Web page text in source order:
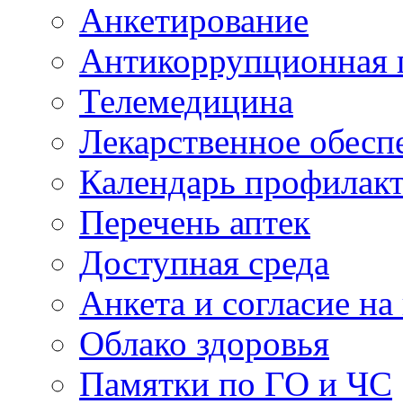
Анкетирование
Антикоррупционная
Телемедицина
Лекарственное
Календарь
Перечень аптек
Доступная среда
Анкета и согласие
Облако здоровья
Памятки по ГО и ЧС